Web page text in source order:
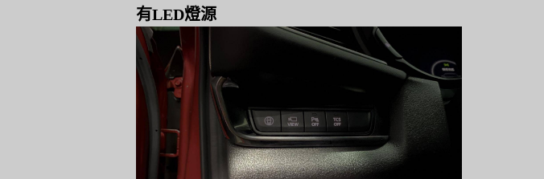
有LED燈源